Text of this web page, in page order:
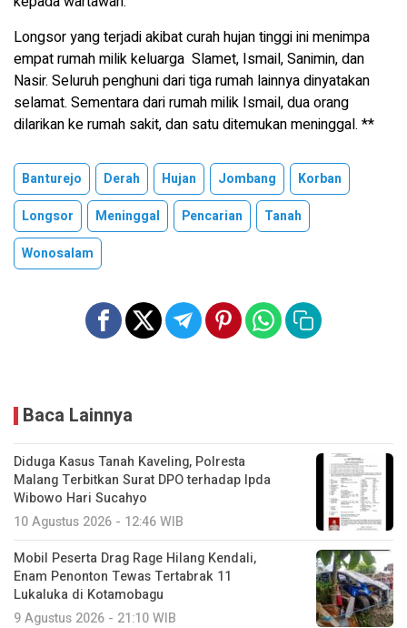
Longsor yang terjadi akibat curah hujan tinggi ini menimpa
empat rumah milik keluarga Slamet, Ismail, Sanimin, dan
Nasir. Seluruh penghuni dari tiga rumah lainnya dinyatakan
selamat. Sementara dari rumah milik Ismail, dua orang
dilarikan ke rumah sakit, dan satu ditemukan meninggal. **
Banturejo Derah Hujan Jombang
Korban
Longsor
Meninggal Pencarian
Tanah
Wonosalam
Baca Lainnya
Diduga Kasus Tanah Kaveling, Polresta
Malang Terbitkan Surat DPO terhadap Ipda
Wibowo Hari Sucahyo
10 Agustus 2026 - 12:46 WIB
Mobil Peserta Drag Rage Hilang Kendali,
Enam Penonton Tewas Tertabrak 11
Lukaluka di Kotamobagu
9 Agustus 2026 - 21:10 WIB